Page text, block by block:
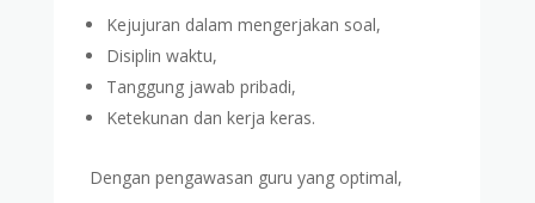
Kejujuran dalam mengerjakan soal,
Disiplin waktu,
Tanggung jawab pribadi,
Ketekunan dan kerja keras.
Dengan pengawasan guru yang optimal,